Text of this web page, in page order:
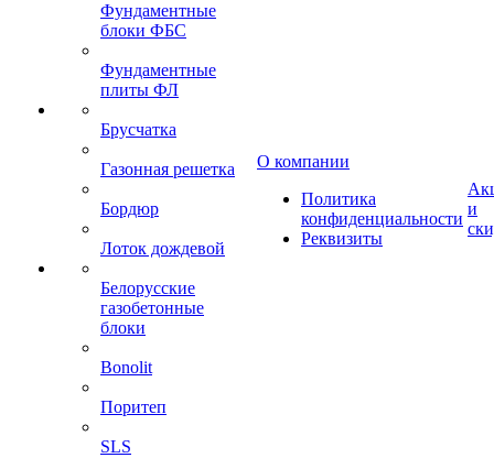
Фундаментные
блоки ФБС
Фундаментные
плиты ФЛ
Брусчатка
Газонная решетка
Бордюр
Лоток дождевой
Белорусские
газобетонные
блоки
Bonolit
Поритеп
SLS
О компании
Политика
конфиденциальности
Реквизиты
и